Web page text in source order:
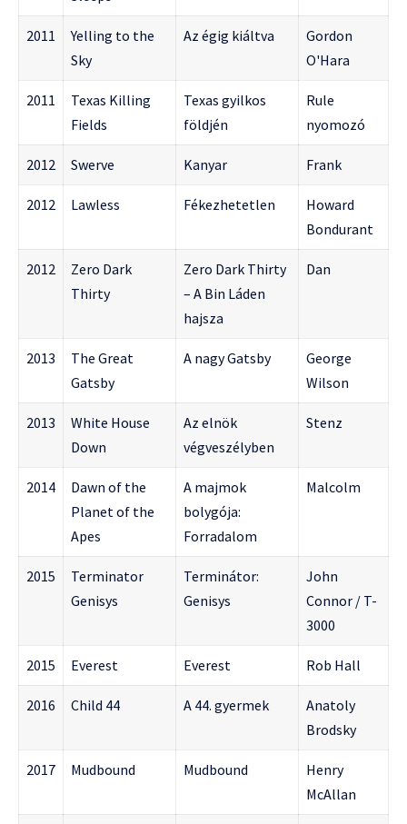
2011
Yelling to the
Sky
Az égig kiáltva
Gordon
O'Hara
2011
Texas Killing
Fields
Texas gyilkos
földjén
Rule
nyomozó
2012 Swerve Kanyar Frank
2012 Lawless Fékezhetetlen
Howard
Bondurant
2012
Zero Dark
Thirty
Zero Dark Thirty
– A Bin Láden
hajsza
Dan
2013
The Great
Gatsby
A nagy Gatsby
George
Wilson
2013
White House
Down
Az elnök
végveszélyben
Stenz
2014
Dawn of the
Planet of the
Apes
A majmok
bolygója:
Forradalom
Malcolm
2015
Terminator
Genisys
Terminátor:
Genisys
John
Connor / T-
3000
2015 Everest Everest Rob Hall
2016 Child 44 A 44. gyermek
Anatoly
Brodsky
2017 Mudbound Mudbound
Henry
McAllan